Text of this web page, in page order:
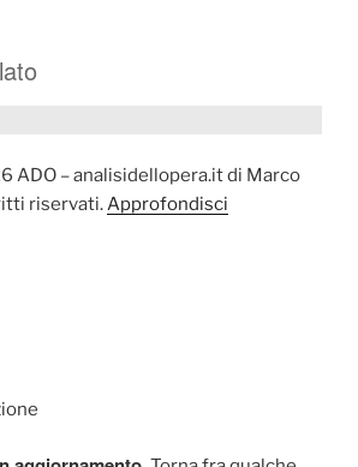
ADO – analisidellopera.it di Marco
riservati.Approfondisci